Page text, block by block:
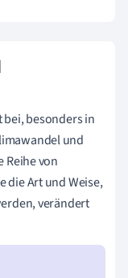
bei, besonders in
und
Reihe von
die Art und Weise,
verändert